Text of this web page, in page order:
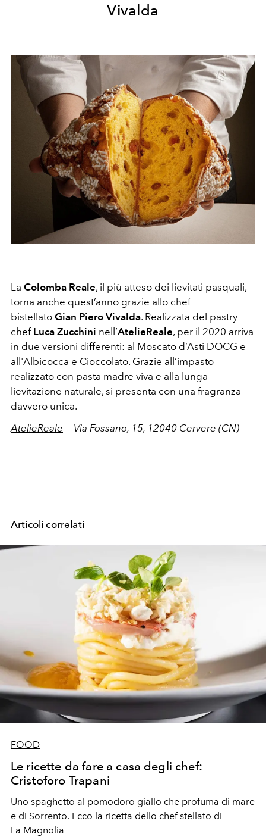
Vivalda
La Colomba Reale, il più atteso dei lievitati pasquali,
torna anche quest’anno grazie allo chef
bistellato Gian Piero Vivalda. Realizzata del pastry
chef Luca Zucchini nell’AtelieReale, per il 2020 arriva
in due versioni differenti: al Moscato d’Asti DOCG e
all'Albicocca e Cioccolato. Grazie all’impasto
realizzato con pasta madre viva e alla lunga
lievitazione naturale, si presenta con una fragranza
davvero unica.
AtelieReale — Via Fossano, 15, 12040 Cervere (CN)
Articoli correlati
FOOD
Le ricette da fare a casa degli chef:
Cristoforo Trapani
Uno spaghetto al pomodoro giallo che profuma di mare
e di Sorrento. Ecco la ricetta dello chef stellato di
La Magnolia